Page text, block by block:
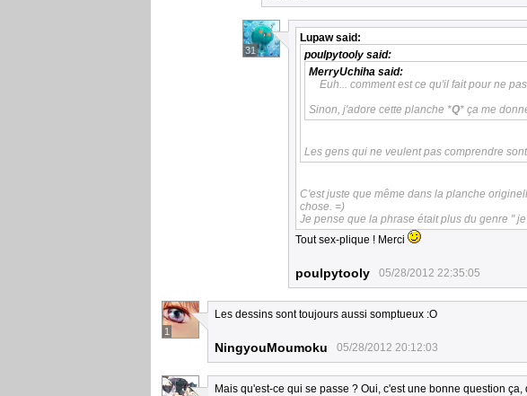
31
Lupawsaid:
poulpytooly said:
MerryUchiha said:
Euh... comment est ce qu'il fait pour ne
Sinon, j'adore cette planche *Q* ça me
Les gens qui ne veulent pas comprendre
C'est juste que même dans la planche
chose. =)
Je pense que la phrase était plus du genre "
Tout sex-plique ! Merci
poulpytooly 05/28/2012 22:35:05
1
Les dessins sont toujours aussi somptueux :O
NingyouMoumoku 05/28/2012 20:12:03
Mais qu'est-ce qui se passe ? Oui, c'est une bonne question